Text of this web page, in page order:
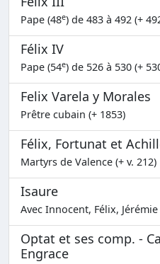
Pape (48e) de 483 à 492 (+
Félix IV
Pape (54e) de 526 à 530 (+
Felix Varela y Morales
Prêtre cubain (+ 1853)
Félix, Fortunat et
Martyrs de Valence (+ v. 212)
Isaure
Avec Innocent, Félix,
Optat et ses comp. -
Engrace